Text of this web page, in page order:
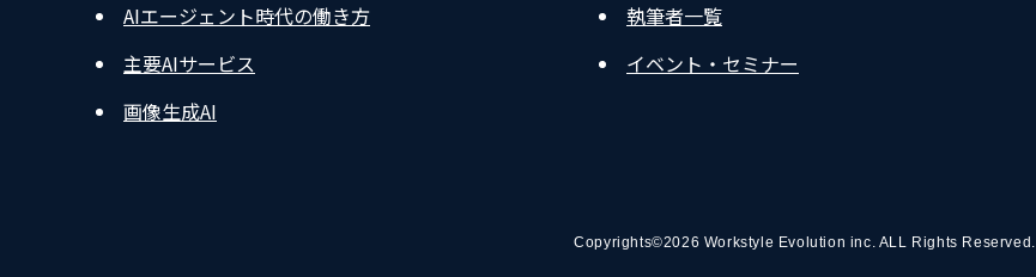
AIエージェント時代の働き方
主要AIサービス
画像生成AI
執筆者一覧
イベント・セミナー
Copyrights©2026 Workstyle Evolution inc. ALL Rights Reserved.